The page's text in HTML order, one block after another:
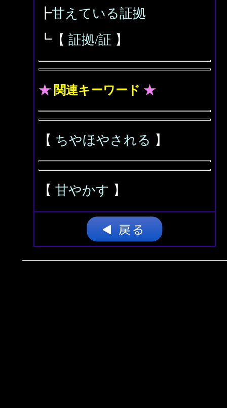
┣甘えている証拠
┗【 証拠/証 】
★ 関連キーワード ★
【 ちやほやされる 】
【 甘やかす 】